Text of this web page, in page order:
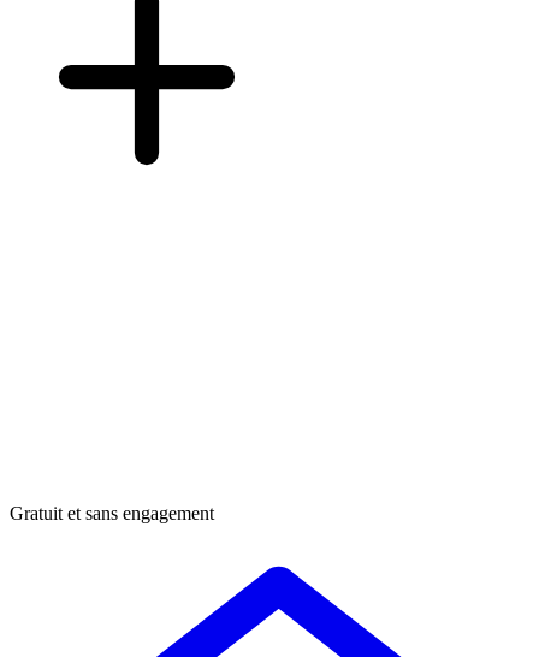
Gratuit et sans engagement